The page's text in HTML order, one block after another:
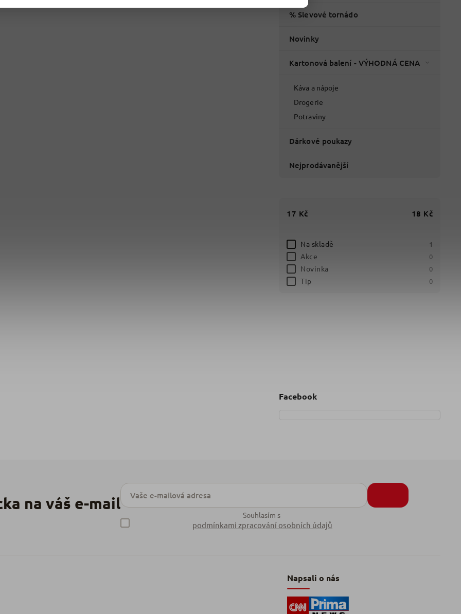
% Slevové tornádo
Novinky
Kartonová balení - VÝHODNÁ CENA
Káva a nápoje
Drogerie
Potraviny
Dárkové poukazy
Nejprodávanější
17 Kč 18 Kč
Na skladě 1
Akce 0
Novinka 0
Tip 0
Facebook
Souhlasím s
podmínkami zpracování osobních údajů
Napsali o nás